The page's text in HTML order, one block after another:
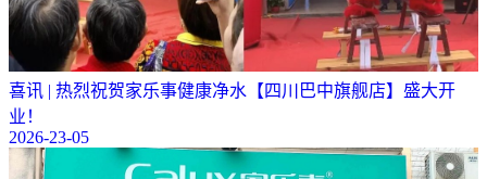
喜讯 | 热烈祝贺家乐事健康净水【四川巴中旗舰店】盛大开
业！
2026-23-05